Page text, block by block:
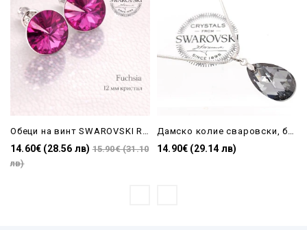
14.60€ (28.56 лв) 15.90€ (31.10
лв)
14.90€ (29.14 лв)